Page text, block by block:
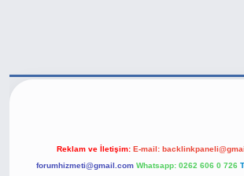
Reklam ve İletişim: E-mail:
forumhizmeti@gmail.com Whatsapp: 0262 606 0 726